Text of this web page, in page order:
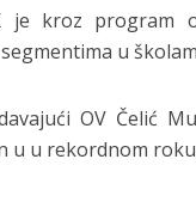
je kroz program
u
OV Čelić
u u rekordnom